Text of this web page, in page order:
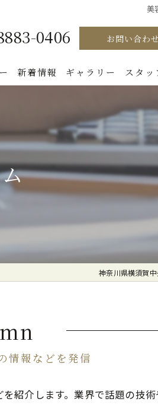
美
0406 お問い合わせ
新着情報 ギャラリー スタッ
神奈川県横須賀
情報などを発信
紹介します。業界で話題の技